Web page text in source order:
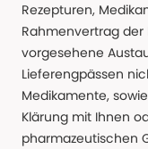
Rezepturen,
Rahmenvertrag der
vorgesehene
Lieferengpässen
Medikamente,
Klärung mit Ihnen
pharmazeutischen